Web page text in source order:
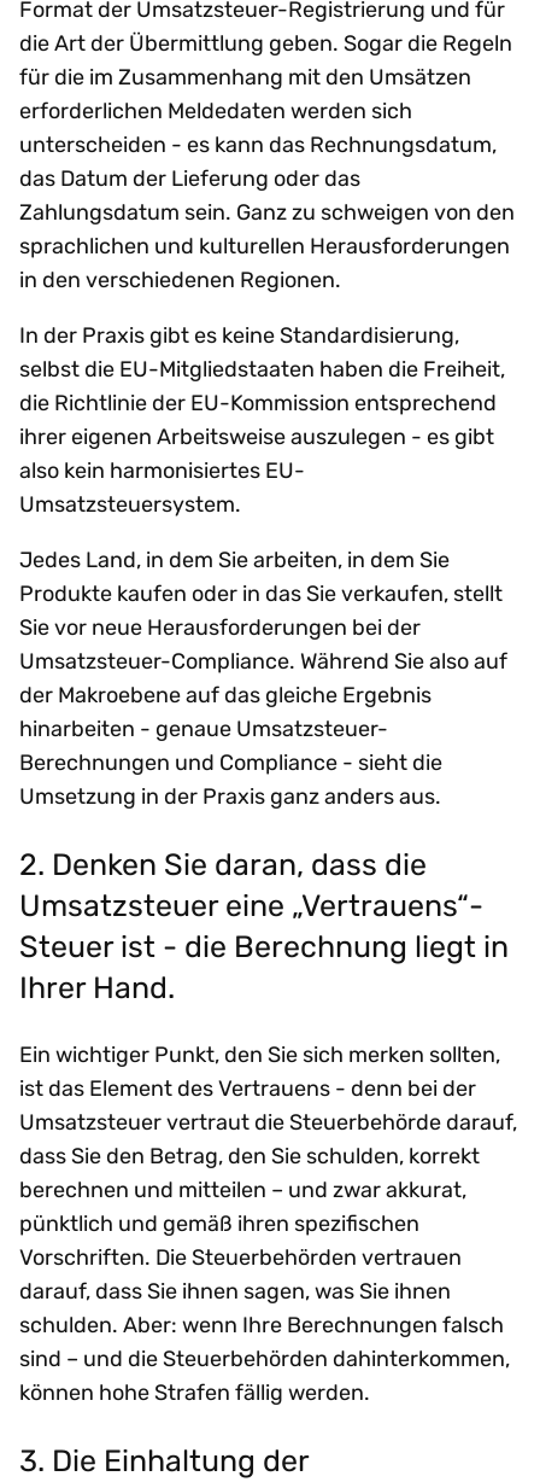
Format der Umsatzsteuer-Registrierung und für
die Art der Übermittlung geben. Sogar die Regeln
für die im Zusammenhang mit den Umsätzen
erforderlichen Meldedaten werden sich
unterscheiden - es kann das Rechnungsdatum,
das Datum der Lieferung oder das
Zahlungsdatum sein. Ganz zu schweigen von den
sprachlichen und kulturellen Herausforderungen
in den verschiedenen Regionen.
In der Praxis gibt es keine Standardisierung,
selbst die EU-Mitgliedstaaten haben die Freiheit,
die Richtlinie der EU-Kommission entsprechend
ihrer eigenen Arbeitsweise auszulegen - es gibt
also kein harmonisiertes EU-
Umsatzsteuersystem.
Jedes Land, in dem Sie arbeiten, in dem Sie
Produkte kaufen oder in das Sie verkaufen, stellt
Sie vor neue Herausforderungen bei der
Umsatzsteuer-Compliance. Während Sie also auf
der Makroebene auf das gleiche Ergebnis
hinarbeiten - genaue Umsatzsteuer-
Berechnungen und Compliance - sieht die
Umsetzung in der Praxis ganz anders aus.
2. Denken Sie daran, dass die
Umsatzsteuer eine „Vertrauens“-
Steuer ist - die Berechnung liegt in
Ihrer Hand.
Ein wichtiger Punkt, den Sie sich merken sollten,
ist das Element des Vertrauens - denn bei der
Umsatzsteuer vertraut die Steuerbehörde darauf,
dass Sie den Betrag, den Sie schulden, korrekt
berechnen und mitteilen – und zwar akkurat,
pünktlich und gemäß ihren spezifischen
Vorschriften. Die Steuerbehörden vertrauen
darauf, dass Sie ihnen sagen, was Sie ihnen
schulden. Aber: wenn Ihre Berechnungen falsch
sind – und die Steuerbehörden dahinterkommen,
können hohe Strafen fällig werden.
3. Die Einhaltung der